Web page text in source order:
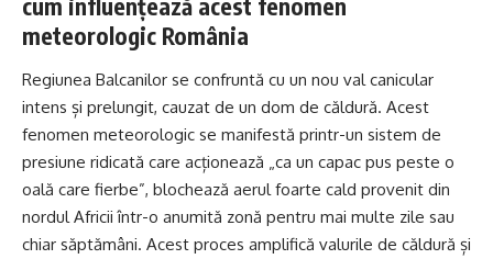
cum influențează acest fenomen
meteorologic România
Regiunea Balcanilor se confruntă cu un nou val canicular
intens și prelungit, cauzat de un dom de căldură. Acest
fenomen meteorologic se manifestă printr-un sistem de
presiune ridicată care acționează „ca un capac pus peste o
oală care fierbe”, blochează aerul foarte cald provenit din
nordul Africii într-o anumită zonă pentru mai multe zile sau
chiar săptămâni. Acest proces amplifică valurile de căldură și